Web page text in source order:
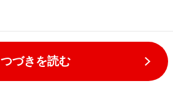
つづきを読む